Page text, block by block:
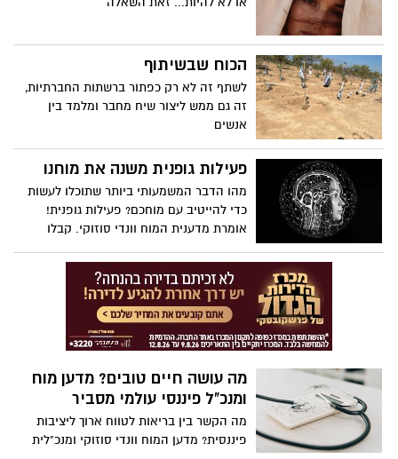
הכוח שבשיתוף
לשתף זה לא רק כפתור ברשתות החברתיות,
זה גם ממש ליצור שיח מחבר ומלמד בין
אנשים
פעילות גופנית משנה את מוחנו
מהו הדבר המשמעותי ביותר שתוכלו לעשות
כדי להייטיב עם מוחכם? פעילות גופנית!
אומרת מדענית המוח וונדי סוזוקי. קבלו
סוזוקי ברקע המדעי שמאחורי הגילוי שאימון
גופני משפר את מצב הרוח, את הזכרון, ומגן
על מוחנו מפני מחלות ניווניות של המוח כגון
אלצהיימר.
מה עושה חיים טובים? מדען מוח
ומנכ"ל פיננסי עולמי מסביר
מה הקשר בין בריאות לטווח ארוך ליציבות
פיננסית? מדען המוח וונדי סוזוקי ומנכ"לית